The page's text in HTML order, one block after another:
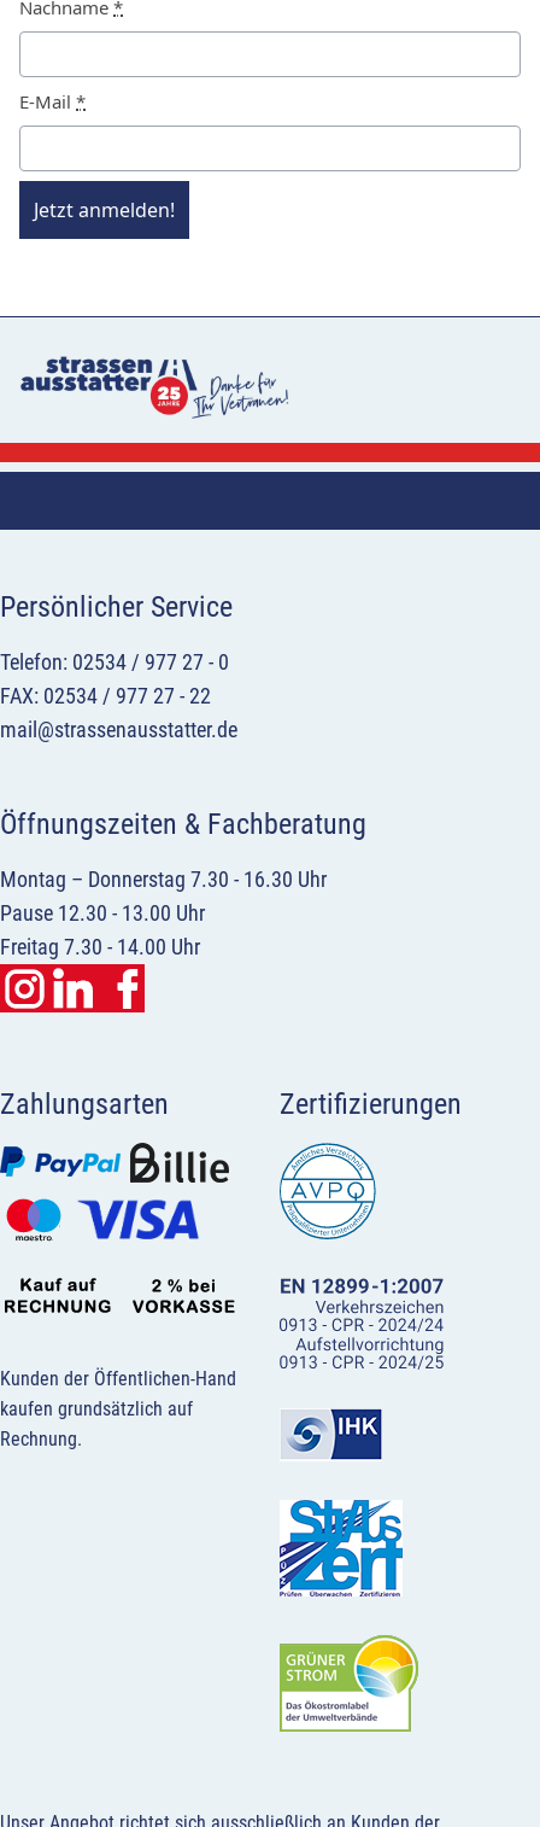
Nachname *
E-Mail *
Jetzt anmelden!
Persönlicher Service
Telefon: 02534 / 977 27 - 0
FAX: 02534 / 977 27 - 22
mail@strassenausstatter.de
Öffnungszeiten & Fachberatung
Montag – Donnerstag 7.30 - 16.30 Uhr
Pause 12.30 - 13.00 Uhr
Freitag 7.30 - 14.00 Uhr
Zahlungsarten
Kunden der Öffentlichen-Hand
kaufen grundsätzlich auf
Rechnung.
Zertifizierungen